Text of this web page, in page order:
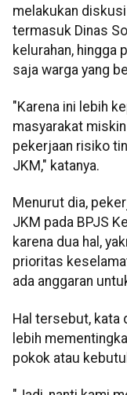
melakukan
termasuk Dinas
kelurahan, hingga
saja warga yang
"Karena ini lebih
masyarakat
pekerjaan risiko
JKM," katanya.
Menurut dia,
JKM pada BPJS
karena dua hal,
prioritas
ada anggaran
Hal tersebut, kata
lebih
pokok atau